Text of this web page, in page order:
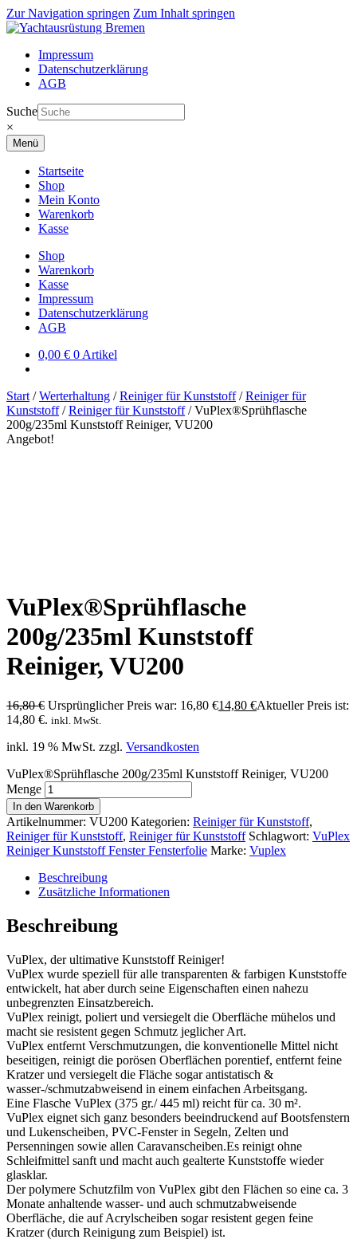
Zur Navigation springen Zum Inhalt springen
Impressum
Datenschutzerklärung
AGB
Suche
×
Menü
Startseite
Shop
Mein Konto
Warenkorb
Kasse
Shop
Warenkorb
Kasse
Impressum
Datenschutzerklärung
AGB
0,00 € 0 Artikel
Start /Werterhaltung /Reiniger für Kunststoff/Reiniger für
Kunststoff/Reiniger für Kunststoff/VuPlex®Sprühflasche
200g/235ml Kunststoff Reiniger, VU200
Angebot!
VuPlex®Sprühflasche
200g/235ml Kunststoff
Reiniger, VU200
16,80€ Ursprünglicher Preis war: 16,80 €14,80 €Aktueller Preis ist:
14,80 €. inkl. MwSt.
inkl. 19 % MwSt. zzgl. Versandkosten
VuPlex®Sprühflasche 200g/235ml Kunststoff Reiniger, VU200
Menge
In den Warenkorb
Artikelnummer: VU200 Kategorien: Reiniger für Kunststoff,
Reiniger für Kunststoff, Reiniger für Kunststoff Schlagwort: VuPlex
Reiniger Kunststoff Fenster Fensterfolie Marke: Vuplex
Beschreibung
Zusätzliche Informationen
Beschreibung
VuPlex, der ultimative Kunststoff Reiniger!
VuPlex wurde speziell für alle transparenten & farbigen Kunststoffe
entwickelt, hat aber durch seine Eigenschaften einen nahezu
unbegrenzten Einsatzbereich.
VuPlex reinigt, poliert und versiegelt die Oberfläche mühelos und
macht sie resistent gegen Schmutz jeglicher Art.
VuPlex entfernt Verschmutzungen, die konventionelle Mittel nicht
beseitigen, reinigt die porösen Oberflächen porentief, entfernt feine
Kratzer und versiegelt die Fläche sogar antistatisch &
wasser-/schmutzabweisend in einem einfachen Arbeitsgang.
Eine Flasche VuPlex (375 gr./ 445 ml) reicht für ca. 30 m².
VuPlex eignet sich ganz besonders beeindruckend auf Bootsfenstern
und Lukenscheiben, PVC-Fenster in Segeln, Zelten und
Persenningen sowie allen Caravanscheiben.Es reinigt ohne
Schleifmittel sanft und macht auch gealterte Kunststoffe wieder
glasklar.
Der polymere Schutzfilm von VuPlex gibt den Flächen so eine ca. 3
Monate anhaltende wasser- und auch schmutzabweisende
Oberfläche, die auf Acrylscheiben sogar resistent gegen feine
Kratzer (durch Reinigung zum Beispiel) ist.